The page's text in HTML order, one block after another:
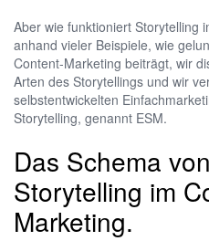
Aber wie funktioniert Storytelling
anhand vieler Beispiele, wie
Content-Marketing beiträgt, wir
Arten des Storytellings und wir
selbstentwickelten
Storytelling, genannt ESM.
Das Schema
Storytelling im
Marketing.